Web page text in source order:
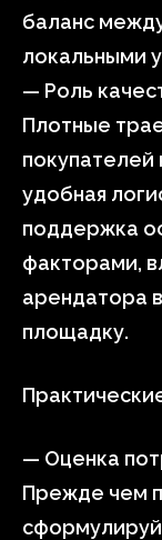
баланс
локальными
— Роль
Плотные
покупателей
удобная
поддержка
факторами,
арендатора
площадку.
— Оценка
Прежде чем